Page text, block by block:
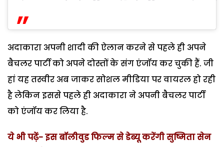
अदाकारा अपनी शादी की ऐलान करने से पहले ही अपने
बैचलर पार्टी को अपने दोस्तों के संग एंजॉय कर चुकी हैं. जी
हां यह तस्वीर अब जाकर सोशल मीडिया पर वायरल हो रही
है लेकिन इससे पहले ही अदाकारा ने अपनी बैचलर पार्टी
को एंजॉय कर लिया है.
ये भी पढ़ें- इस बॉलीवुड फिल्म से डेब्यू करेंगी सुष्मिता सेन